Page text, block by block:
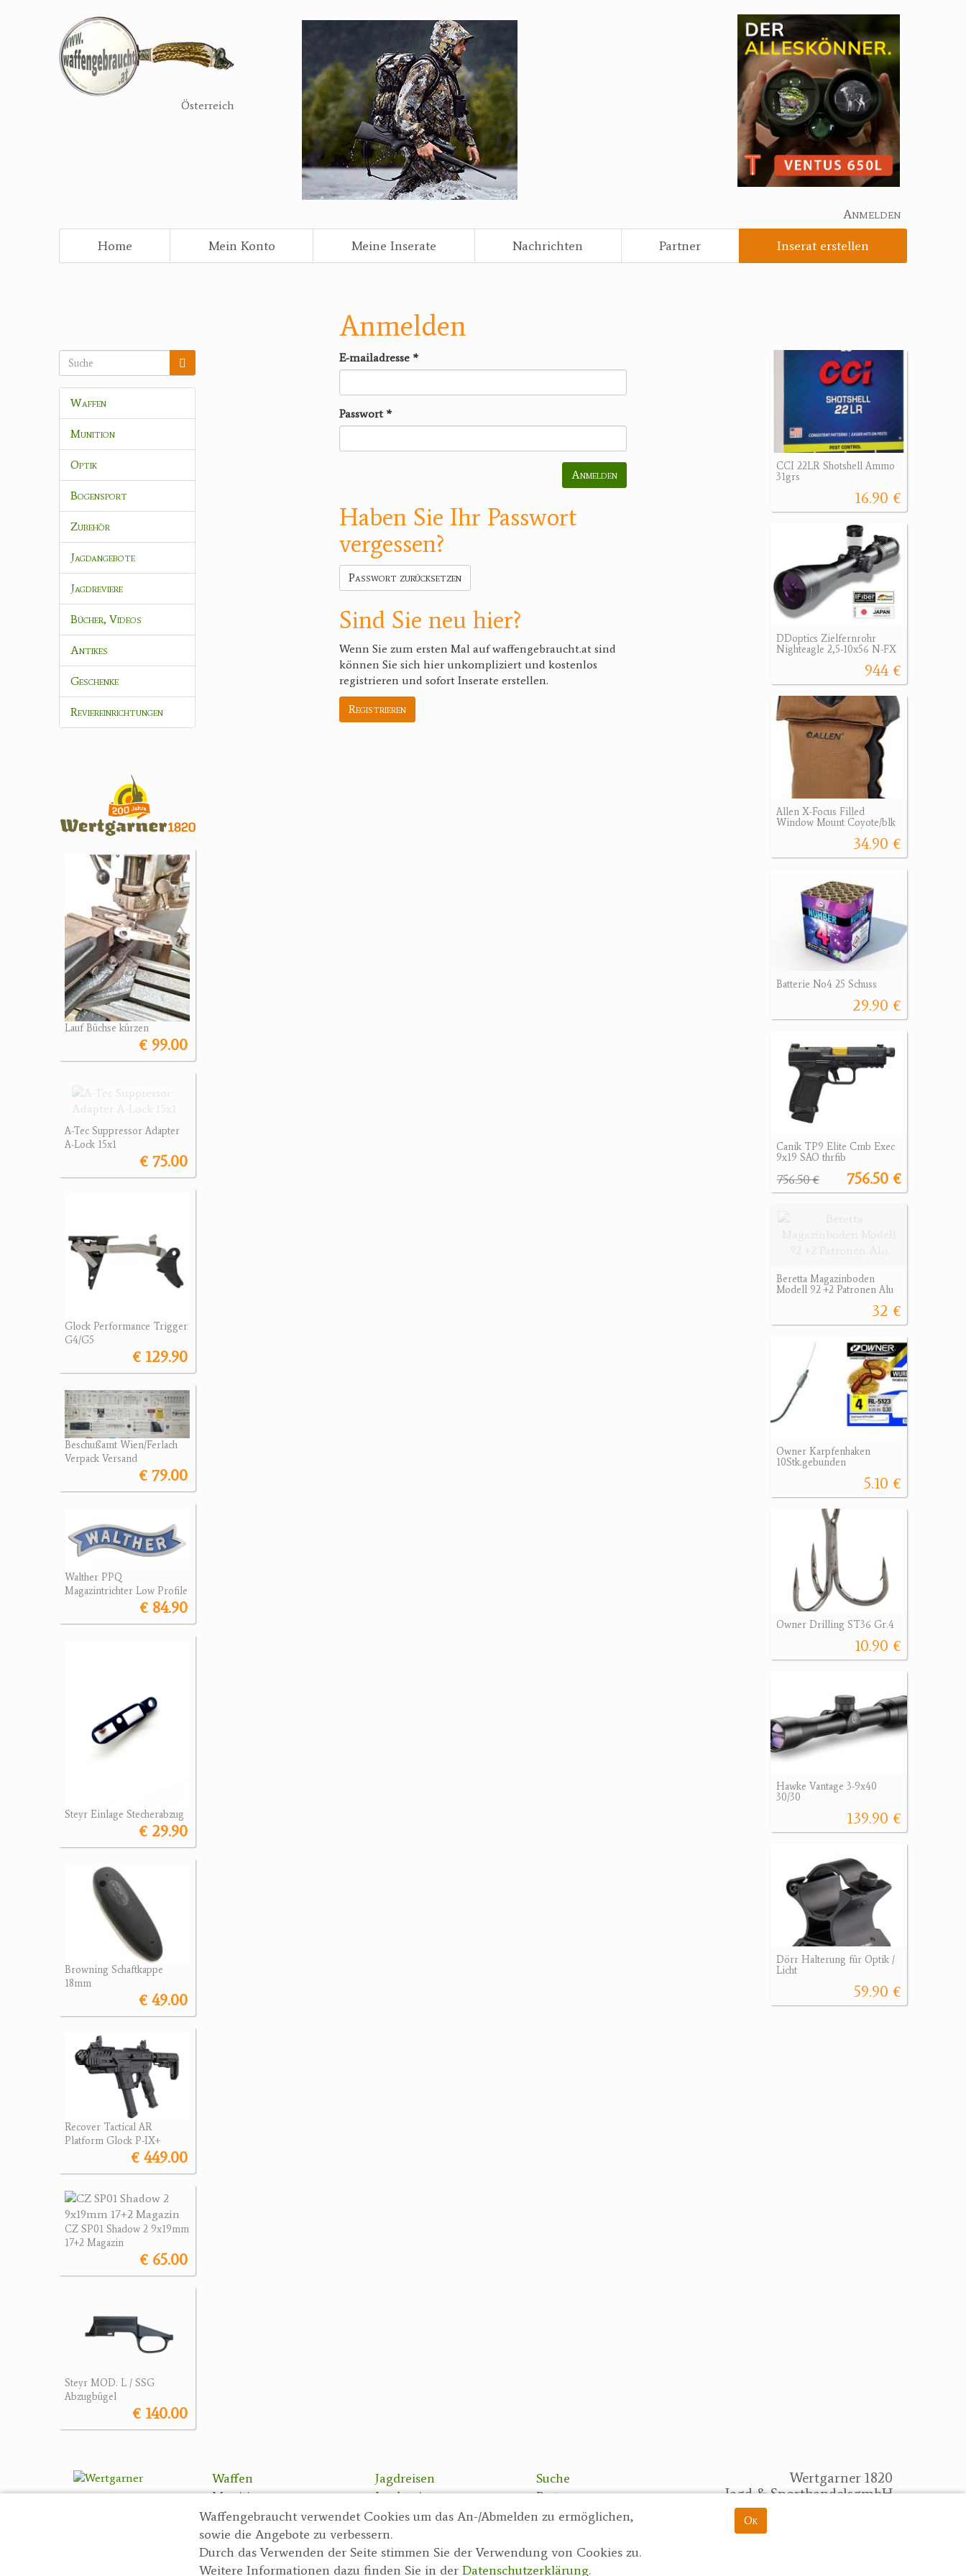
Waffengebraucht verwendet Cookies um das An-/Abmelden zu ermöglichen,
sowie die Angebote zu verbessern.
Durch das Verwenden der Seite stimmen Sie der Verwendung von Cookies zu.
Weitere Informationen dazu finden Sie in derDatenschutzerklärung.
Ok
Österreich
Anmelden
Home
Mein Konto Meine Inserate Nachrichten Partner Inserat erstellen
Waffen
Munition
Optik
Bogensport
Zubehör
Jagdangebote
Jagdreviere
Bücher, Videos
Antikes
Geschenke
Reviereinrichtungen
Lauf Büchse kürzen
€ 99.00
A-Tec Suppressor Adapter
A-Lock 15x1
€ 75.00
Glock Performance Trigger
G4/G5
€ 129.90
Beschußamt Wien/Ferlach
Verpack Versand
€ 79.00
Walther PPQ
Magazintrichter Low Profile
€ 84.90
Steyr Einlage Stecherabzug
€ 29.90
Browning Schaftkappe
18mm
€ 49.00
Recover Tactical AR
Platform Glock P-IX+
€ 449.00
CZ SP01 Shadow 2 9x19mm
17+2 Magazin
€ 65.00
Steyr MOD. L / SSG
Abzugbügel
€ 140.00
Anmelden
E-mailadresse *
Passwort *
Anmelden
Haben Sie Ihr Passwort
vergessen?
Passwort zurücksetzen
Sind Sie neu hier?
Wenn Sie zum ersten Mal auf waffengebraucht.at sind
können Sie sich hier unkompliziert und kostenlos
registrieren und sofort Inserate erstellen.
Registrieren
CCI 22LR Shotshell Ammo
31grs
16.90 €
DDoptics Zielfernrohr
Nighteagle 2,5-10x56 N-FX
944 €
Allen X-Focus Filled
Window Mount Coyote/blk
34.90 €
Batterie No4 25 Schuss
29.90 €
Canik TP9 Elite Cmb Exec
9x19 SAO thrfib
756.50 €
756.50 €
Beretta Magazinboden
Modell 92 +2 Patronen Alu
32 €
Owner Karpfenhaken
10Stk.gebunden
5.10 €
Owner Drilling ST36 Gr.4
10.90 €
Hawke Vantage 3-9x40
30/30
139.90 €
Dörr Halterung für Optik /
Licht
59.90 €
Waffen
Munition
Optik
Bogensport
Zubehör
Jagdreisen
Jagdreviere
Bücher, Videos
Antikes
Geschenke
Reviereinrichtungen
Suche
Partner
AGBs
Impressum
Wertgarner 1820
Jagd & SporthandelsgmbH